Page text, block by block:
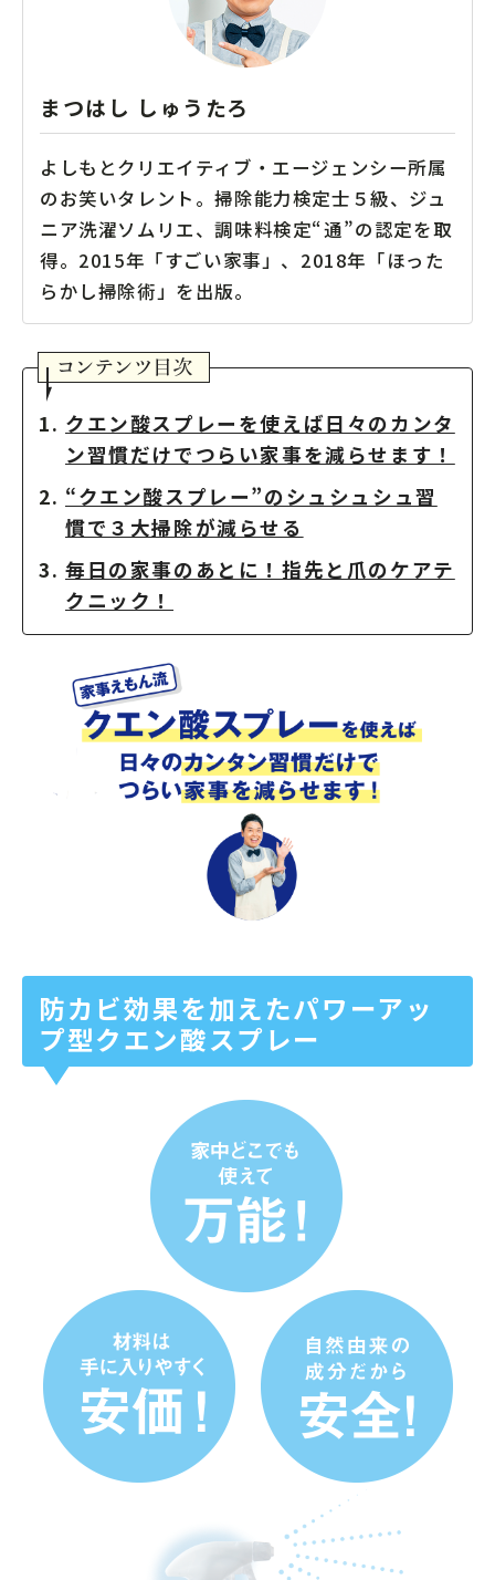
まつはし しゅうたろ
よしもとクリエイティブ・エージェンシー所属
のお笑いタレント。掃除能力検定士５級、ジュ
ニア洗濯ソムリエ、調味料検定“通”の認定を取
得。2015年「すごい家事」、2018年「ほった
らかし掃除術」を出版。
クエン酸スプレーを使えば日々のカンタ
ン習慣だけでつらい家事を減らせます！
“クエン酸スプレー”のシュシュシュ習
慣で３大掃除が減らせる
毎日の家事のあとに！指先と爪のケアテ
クニック！
防カビ効果を加えたパワーアッ
プ型クエン酸スプレー